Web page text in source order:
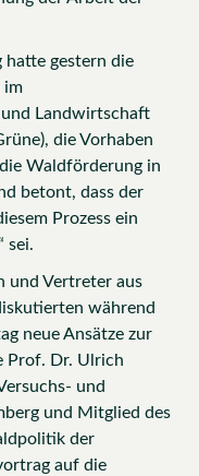
hatte gestern die
im
Landwirtschaft
die Vorhaben
Waldförderung in
betont, dass der
Prozess ein
sei.
und Vertreter aus
während
neue Ansätze zur
Prof. Dr. Ulrich
und
und Mitglied des
der
auf die